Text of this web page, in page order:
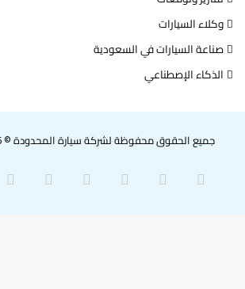
وكلاء السيارات
صناعة السيارات في السعودية
الذكاء الإصطناعي
جميع الحقوق محفوظة لشركة سيارة المحدودة © 2026
فيسبوك بينتيريست لينكدإن ‫YouTube